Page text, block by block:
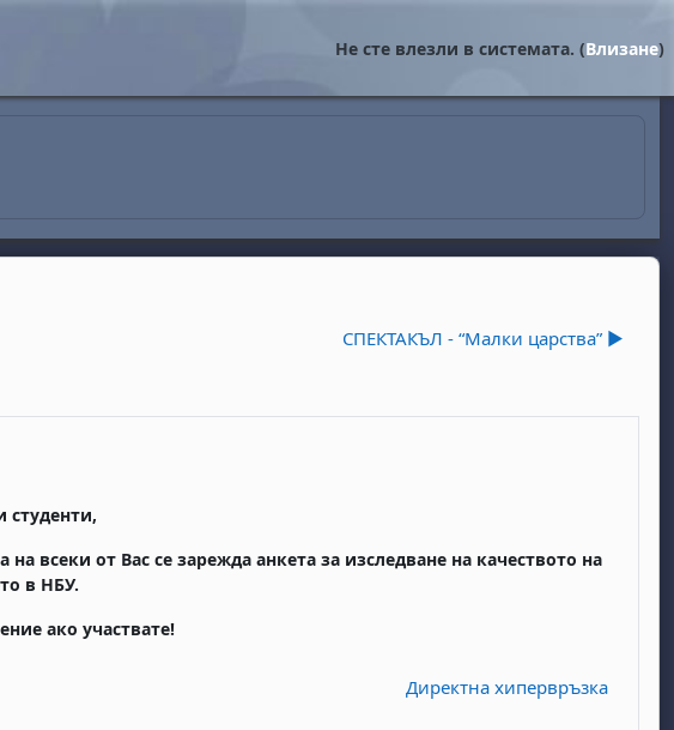
Не сте влезли в системата. (Влизане)
СПЕКТАКЪЛ - “Малки царства” ▶︎
студенти,
на всеки от Вас се зарежда анкета за изследване на качеството на
в НБУ.
ако участвате!
Директна хипервръзка